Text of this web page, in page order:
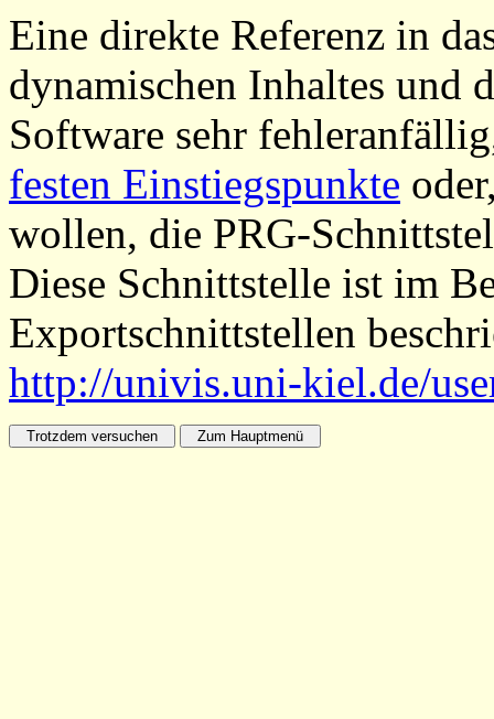
Eine direkte Referenz in
dynamischen Inhaltes und
Software sehr
festen Einstiegspunkte
wollen, die PRG-
Diese Schnittstelle ist im
Exportschnittstellen
http://univis.uni-kiel.de/